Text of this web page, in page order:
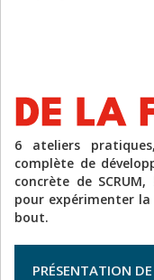
6 ateliers
complète de
concrète de
pour expérimenter
bout.
PRÉSENTATION